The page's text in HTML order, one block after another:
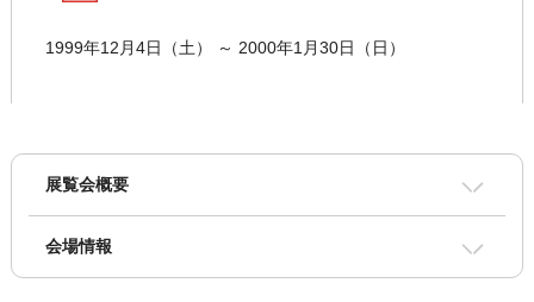
1999年12月4日（土） ～ 2000年1月30日（日）
展覧会概要
会場情報